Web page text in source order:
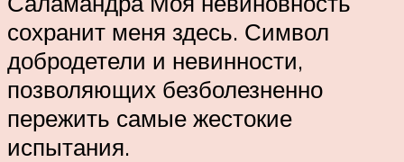
сохранит меня здесь. Символ
добродетели и невинности,
позволяющих безболезненно
пережить самые жестокие
испытания.